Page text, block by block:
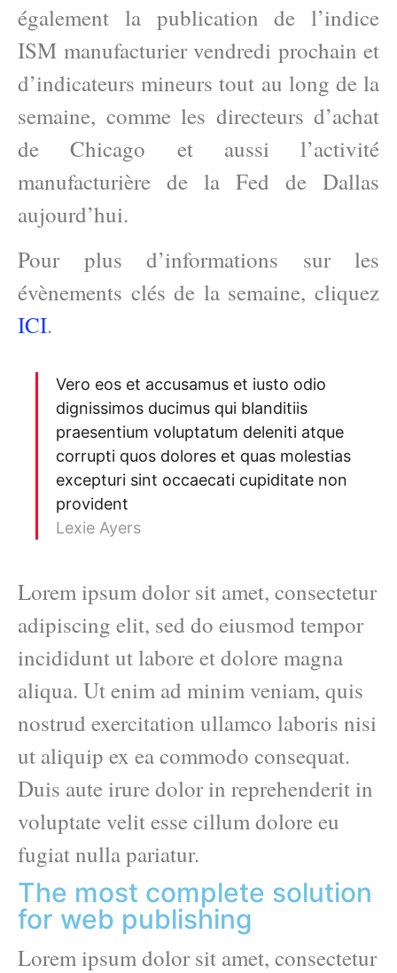
également la publication de l’indice
ISM manufacturier vendredi prochain et
d’indicateurs mineurs tout au long de la
semaine, comme les directeurs d’achat
de Chicago et aussi l’activité
manufacturière de la Fed de Dallas
aujourd’hui.
Pour plus d’informations sur les
évènements clés de la semaine, cliquez
ICI.
Vero eos et accusamus et iusto odio
dignissimos ducimus qui blanditiis
praesentium voluptatum deleniti atque
corrupti quos dolores et quas molestias
excepturi sint occaecati cupiditate non
provident
Lexie Ayers
Lorem ipsum dolor sit amet, consectetur
adipiscing elit, sed do eiusmod tempor
incididunt ut labore et dolore magna
aliqua. Ut enim ad minim veniam, quis
nostrud exercitation ullamco laboris nisi
ut aliquip ex ea commodo consequat.
Duis aute irure dolor in reprehenderit in
voluptate velit esse cillum dolore eu
fugiat nulla pariatur.
The most complete solution
for web publishing
Lorem ipsum dolor sit amet, consectetur